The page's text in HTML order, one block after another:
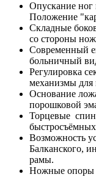
Опускание ног
Положение
Складные
со стороны
Современный
больничный
Регулировка
механизмы для
Основание
порошковой
Торцевые
Возможность
Балканского,
рамы.
Ножные опоры